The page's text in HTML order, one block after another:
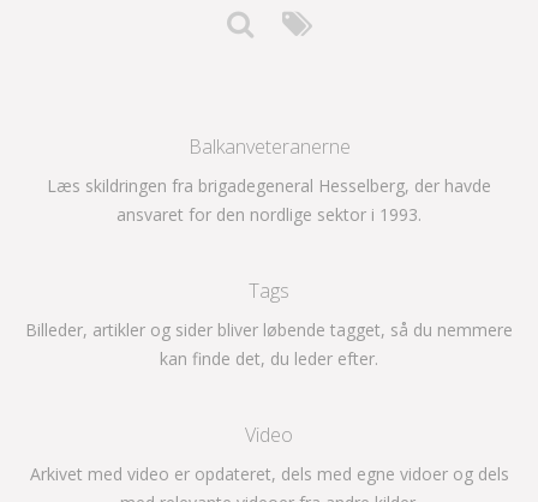
Balkanveteranerne
Læs skildringen fra brigadegeneral Hesselberg, der havde
ansvaret for den nordlige sektor i 1993.
Tags
Billeder, artikler og sider bliver løbende tagget, så du nemmere
kan finde det, du leder efter.
Video
Arkivet med video er opdateret, dels med egne vidoer og dels